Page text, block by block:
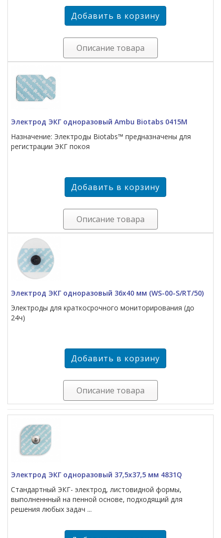
Описание товара
Электрод ЭКГ одноразовый Ambu Biotabs 0415М
Назначение: Электроды Biotabs™ предназначены для
регистрации ЭКГ покоя
Описание товара
Электрод ЭКГ одноразовый 36х40 мм (WS-00-S/RT/50)
Электроды для краткосрочного мониторирования (до
24ч)
Описание товара
Электрод ЭКГ одноразовый 37,5х37,5 мм 4831Q
Стандартный ЭКГ- электрод, листовидной формы,
выполненнный на пенной основе, подходящий для
решения любых задач ...